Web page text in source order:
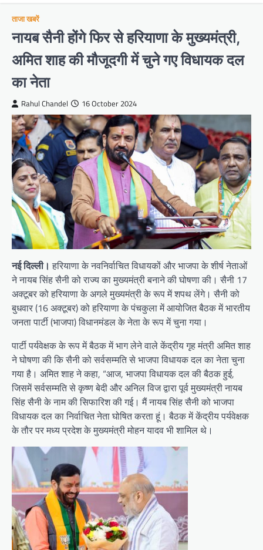
ताजा खबरें
नायब सैनी होंगे फिर से हरियाणा के मुख्यमंत्री,
अमित शाह की मौजूदगी में चुने गए विधायक दल
का नेता
Rahul Chandel 16 October 2024
नई दिल्ली। हरियाणा के नवनिर्वाचित विधायकों और भाजपा के शीर्ष नेताओं
ने नायब सिंह सैनी को राज्य का मुख्यमंत्री बनाने की घोषणा की। सैनी 17
अक्टूबर को हरियाणा के अगले मुख्यमंत्री के रूप में शपथ लेंगे। सैनी को
बुधवार (16 अक्टूबर) को हरियाणा के पंचकुला में आयोजित बैठक में भारतीय
जनता पार्टी (भाजपा) विधानमंडल के नेता के रूप में चुना गया।
पार्टी पर्यवेक्षक के रूप में बैठक में भाग लेने वाले केंद्रीय गृह मंत्री अमित शाह
ने घोषणा की कि सैनी को सर्वसम्मति से भाजपा विधायक दल का नेता चुना
गया है। अमित शाह ने कहा, “आज, भाजपा विधायक दल की बैठक हुई,
जिसमें सर्वसम्मति से कृष्ण बेदी और अनिल विज द्वारा पूर्व मुख्यमंत्री नायब
सिंह सैनी के नाम की सिफारिश की गई। मैं नायब सिंह सैनी को भाजपा
विधायक दल का निर्वाचित नेता घोषित करता हूं। बैठक में केंद्रीय पर्यवेक्षक
के तौर पर मध्य प्रदेश के मुख्यमंत्री मोहन यादव भी शामिल थे।